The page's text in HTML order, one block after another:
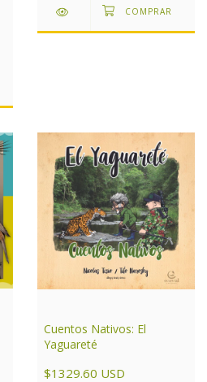
Cuentos Nativos: El
Yaguareté
$1329.60 USD